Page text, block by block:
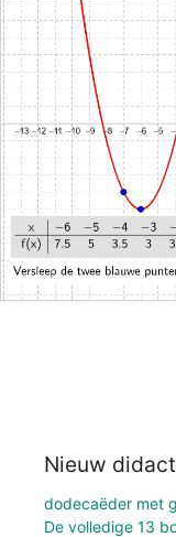
Nieuw
dodecaëder met
De volledige 13